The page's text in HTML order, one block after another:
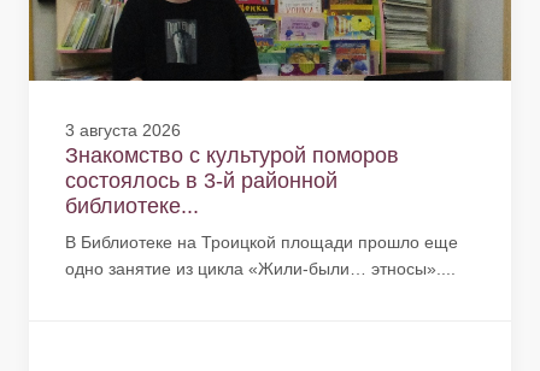
3 августа 2026
Знакомство с культурой поморов
состоялось в 3-й районной
библиотеке...
В Библиотеке на Троицкой площади прошло еще
одно занятие из цикла «Жили-были… этносы»....